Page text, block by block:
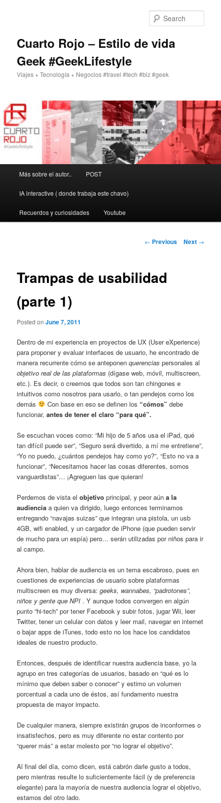
Cuarto Rojo – Estilo de vida
Geek #GeekLifestyle
Viajes + Tecnología + Negocios #travel #tech #biz #geek
Más sobre el autor.. POST
IA interactive ( donde trabaja este chavo)
Recuerdos y curiosidades Youtube
Post
← Previous Next →
Trampas de usabilidad
(parte 1)
Posted onJune 7, 2011
Dentro de mi experiencia en proyectos de UX (User eXperience)
para proponer y evaluar interfaces de usuario, he encontrado de
manera recurrente cómo se anteponenquerencias personales al
objetivo real de las plataformas (dígase web, móvil, multiscreen,
etc.). Es decir, o creemos que todos son tan chingones e
intuitivos como nosotros para usarlo, o tan pendejos como los
demás
Con base en eso se definen los “cómos” debe
funcionar,antes de tener el claro “para qué”.
Se escuchan voces como: “Mi hijo de 5 años usa el iPad, qué
tan difícil puede ser”, “Seguro será divertido, a mí me entretiene”,
“Yo no puedo, ¿cuántos pendejos hay como yo?”, “Esto no va a
funcionar”, “Necesitamos hacer las cosas diferentes, somos
vanguardistas”… ¡Agreguen las que quieran!
Perdemos de vista elobjetivo principal, y peor aúna la
audiencia a quien va dirigido, luego entonces terminamos
entregando “navajas suizas” que integran una pistola, un usb
4GB, wifi enabled, y un cargador de iPhone (que pueden servir
de mucho para un espía) pero… serán utilizadas por niños para ir
al campo.
Ahora bien, hablar de audiencia es un tema escabroso, pues en
cuestiones de experiencias de usuario sobre plataformas
multiscreen es muy diversa:geeks, wannabes, “padrotones”,
niños y gente que NPI . Y aunque todos convergen en algún
punto “hi-tech” por tener Facebook y subir fotos, jugar Wii, leer
Twitter, tener un celular con datos y leer mail, navegar en internet
o bajar apps de iTunes, todo esto no los hace los candidatos
ideales de nuestro producto.
Entonces, después de identificar nuestra audiencia base, yo la
agrupo en tres categorías de usuarios, basado en “qué es lo
mínimo que deben saber o conocer” y estimo un volumen
porcentual a cada uno de éstos, así fundamento nuestra
propuesta de mayor impacto.
De cualquier manera, siempre existirán grupos de inconformes o
insatisfechos, pero es muy diferente no estar contento por
“querer más” a estar molesto por “no lograr el objetivo”.
Al final del día, como dicen, está cabrón darle gusto a todos,
pero mientras resulte lo suficientemente fácil (y de preferencia
elegante) para la mayoría de nuestra audiencia lograr el objetivo,
estamos del otro lado.